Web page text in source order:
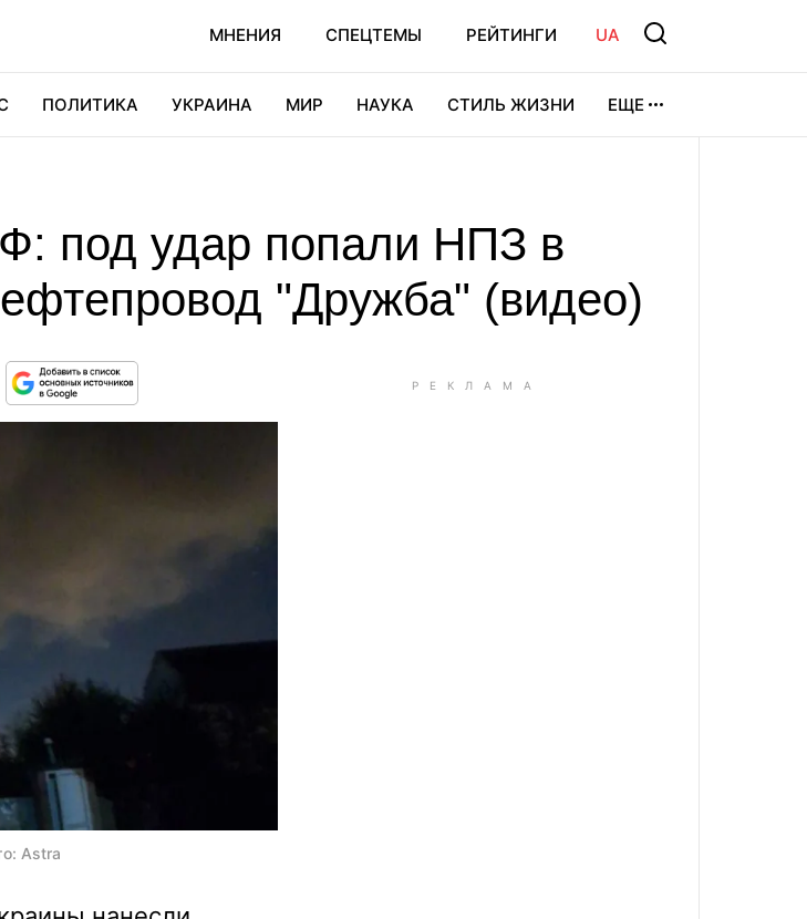
МНЕНИЯ СПЕЦТЕМЫ РЕЙТИНГИ UA
ПОЛИТИКА УКРАИНА МИР НАУКА СТИЛЬ ЖИЗНИ ЕЩЕ
под удар попали НПЗ в
"Дружба" (видео)
Astra